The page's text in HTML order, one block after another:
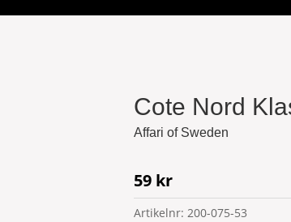
Cote Nord
Affari of Sweden
59 kr
Artikelnr: 200-075-53